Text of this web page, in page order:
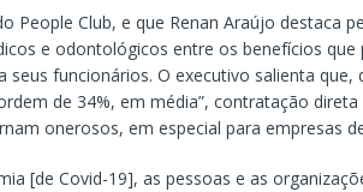
People Club, e que Renan Araújo destaca
e odontológicos entre os benefícios
seus funcionários. O executivo salienta
de 34%, em média”, contratação
onerosos, em especial para empresas
[de Covid-19], as pessoas e as